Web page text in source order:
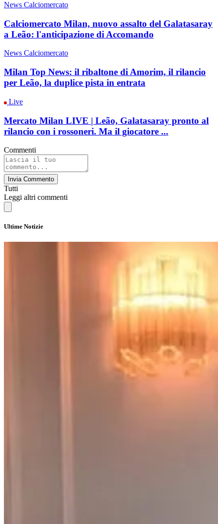
News Calciomercato
Calciomercato Milan, nuovo assalto del Galatasaray
a Leão: l'anticipazione di Accomando
News Calciomercato
Milan Top News: il ribaltone di Amorim, il rilancio
per Leão, la duplice pista in entrata
Live
Mercato Milan LIVE | Leão, Galatasaray pronto al
rilancio con i rossoneri. Ma il giocatore ...
Commenti
Invia Commento
Tutti
Leggi altri commenti
Ultime Notizie